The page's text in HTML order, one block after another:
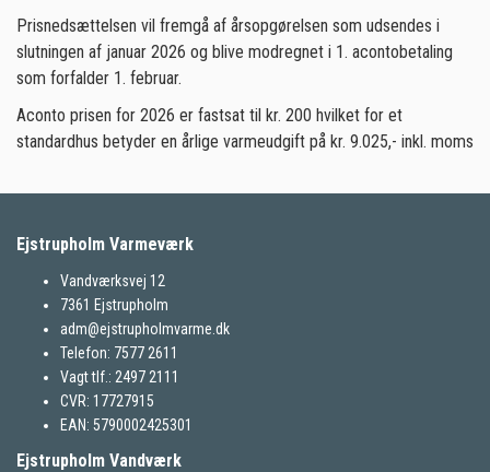
Prisnedsættelsen vil fremgå af årsopgørelsen som udsendes i
slutningen af januar 2026 og blive modregnet i 1. acontobetaling
som forfalder 1. februar.
Aconto prisen for 2026 er fastsat til kr. 200 hvilket for et
standardhus betyder en årlige varmeudgift på kr. 9.025,- inkl. moms
Ejstrupholm Varmeværk
Vandværksvej 12
7361 Ejstrupholm
adm@ejstrupholmvarme.dk
Telefon: 7577 2611
Vagt tlf.: 2497 2111
CVR: 17727915
EAN: 5790002425301
Ejstrupholm Vandværk